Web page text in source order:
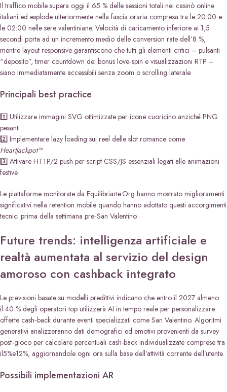
Il traffico mobile supera oggi il 65 % delle sessioni totali nei casinò online
italiani ed esplode ulteriormente nella fascia oraria compresa tra le 20:00 e
le 02:00 nelle sere valentiniane. Velocità di caricamento inferiore ai 1,5
secondi porta ad un incremento medio delle conversion rate dell’8 %,
mentre layout responsive garantiscono che tutti gli elementi critici – pulsanti
“deposito”, timer countdown dei bonus love‑spin e visualizzazioni RTP –
siano immediatamente accessibili senza zoom o scrolling laterale.
Principali best practice
1️⃣ Utilizzare immagini SVG ottimizzate per icone cuoricino anziché PNG
pesanti
2️⃣ Implementare lazy loading sui reel delle slot romance come
HeartJackpot™
3️⃣ Attivare HTTP/2 push per script CSS/JS essenziali legati alle animazioni
festive
Le piattaforme monitorate da Equilibriarte.Org hanno mostrato miglioramenti
significativi nella retention mobile quando hanno adottato questi accorgimenti
tecnici prima della settimana pre‐San Valentino.
Future trends: intelligenza artificiale e
realtà aumentata al servizio del design
amoroso con cashback integrato
Le previsioni basate su modelli predittivi indicano che entro il 2027 almeno
il 40 % degli operatori top utilizzerà AI in tempo reale per personalizzare
offerte cash‑back durante eventi specializzati come San Valentino. Algoritmi
generativi analizzeranno dati demografici ed emotivi provenienti da survey
post‑gioco per calcolare percentuali cash-back individualizzate comprese tra
il​5​%​e​12​%, aggiornandole ogni ora sulla base dell’attività corrente dell’utente.
Possibili implementazioni AR